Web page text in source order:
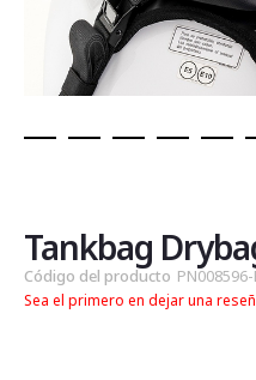
de
la
galería
de
Tankbag
Código del producto PN008596-
Sea el primero en dejar una